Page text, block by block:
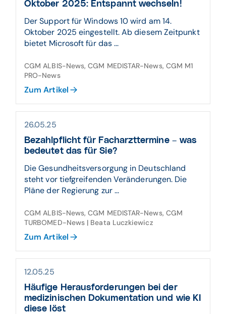
Oktober 2025: Entspannt wechseln!
Der Support für Windows 10 wird am 14.
Oktober 2025 eingestellt. Ab diesem Zeitpunkt
bietet Microsoft für das ...
CGM ALBIS-News, CGM MEDISTAR-News, CGM M1
PRO-News
Zum Artikel
26.05.25
Bezahlpflicht für Facharzttermine – was
bedeutet das für Sie?
Die Gesundheitsversorgung in Deutschland
steht vor tiefgreifenden Veränderungen. Die
Pläne der Regierung zur ...
CGM ALBIS-News, CGM MEDISTAR-News, CGM
TURBOMED-News | Beata Luczkiewicz
Zum Artikel
12.05.25
Häufige Herausforderungen bei der
medizinischen Dokumentation und wie KI
diese löst